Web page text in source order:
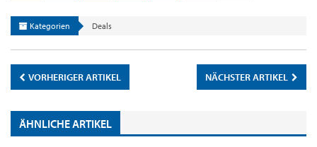
Kategorien Deals
VORHERIGER ARTIKEL NÄCHSTER ARTIKEL
ÄHNLICHE ARTIKEL